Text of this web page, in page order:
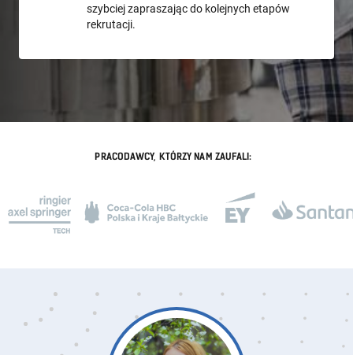
szybciej zapraszając do kolejnych etapów
rekrutacji.
PRACODAWCY, KTÓRZY NAM ZAUFALI: